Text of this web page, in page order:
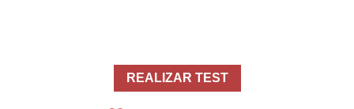
REALIZAR TEST